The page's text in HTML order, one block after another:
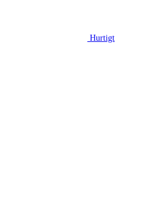
Hurtigt